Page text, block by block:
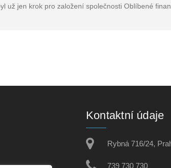
už jen krok pro založení společnosti Oblíbené
Kontaktní údaje
Rybná 716/24,
739 730 730